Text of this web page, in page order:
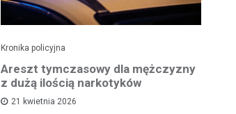
Kronika policyjna
Areszt tymczasowy dla mężczyzny
z dużą ilością narkotyków
21 kwietnia 2026